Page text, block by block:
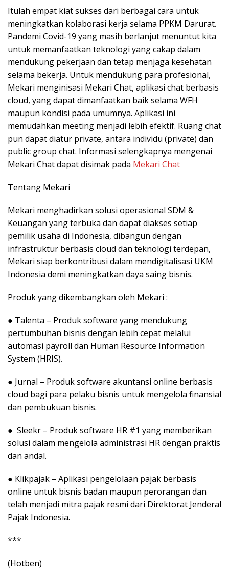
Itulah empat kiat sukses dari berbagai cara untuk
meningkatkan kolaborasi kerja selama PPKM Darurat.
Pandemi Covid-19 yang masih berlanjut menuntut kita
untuk memanfaatkan teknologi yang cakap dalam
mendukung pekerjaan dan tetap menjaga kesehatan
selama bekerja. Untuk mendukung para profesional,
Mekari menginisasi Mekari Chat, aplikasi chat berbasis
cloud, yang dapat dimanfaatkan baik selama WFH
maupun kondisi pada umumnya. Aplikasi ini
memudahkan meeting menjadi lebih efektif. Ruang chat
pun dapat diatur private, antara individu (private) dan
public group chat. Informasi selengkapnya mengenai
Mekari Chat dapat disimak pada Mekari Chat
Tentang Mekari
Mekari menghadirkan solusi operasional SDM &
Keuangan yang terbuka dan dapat diakses setiap
pemilik usaha di Indonesia, dibangun dengan
infrastruktur berbasis cloud dan teknologi terdepan,
Mekari siap berkontribusi dalam mendigitalisasi UKM
Indonesia demi meningkatkan daya saing bisnis.
Produk yang dikembangkan oleh Mekari :
● Talenta – Produk software yang mendukung
pertumbuhan bisnis dengan lebih cepat melalui
automasi payroll dan Human Resource Information
System (HRIS).
● Jurnal – Produk software akuntansi online berbasis
cloud bagi para pelaku bisnis untuk mengelola finansial
dan pembukuan bisnis.
● Sleekr – Produk software HR #1 yang memberikan
solusi dalam mengelola administrasi HR dengan praktis
dan andal.
● Klikpajak – Aplikasi pengelolaan pajak berbasis
online untuk bisnis badan maupun perorangan dan
telah menjadi mitra pajak resmi dari Direktorat Jenderal
Pajak Indonesia.
***
(Hotben)